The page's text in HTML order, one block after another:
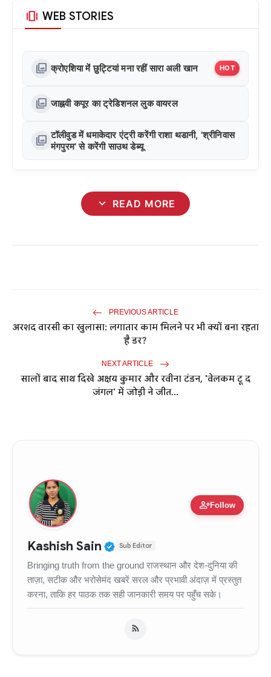
amp_stories WEB STORIES
photo_library क्रोएशिया में छुट्टियां मना रहीं सारा अली खान HOT
photo_library जाह्नवी कपूर का ट्रेडिशनल लुक वायरल
photo_library टॉलीवुड में धमाकेदार एंट्री करेंगी राशा थडानी, 'श्रीनिवास
मंगपुरम' से करेंगी साउथ डेब्यू
expand_more READ MORE
PREVIOUS ARTICLE
अरशद वारसी का खुलासा: लगातार काम मिलने पर भी क्यों बना रहता
है डर?
NEXT ARTICLE
सालों बाद साथ दिखे अक्षय कुमार और रवीना टंडन, 'वेलकम टू द
जंगल' में जोड़ी ने जीत...
person_addFollow
Kashish Sain Verified Public Figure •
Sub Editor
Bringing truth from the ground राजस्थान और देश-दुनिया की
ताज़ा, सटीक और भरोसेमंद खबरें सरल और प्रभावी अंदाज़ में प्रस्तुत
करना, ताकि हर पाठक तक सही जानकारी समय पर पहुँच सके।